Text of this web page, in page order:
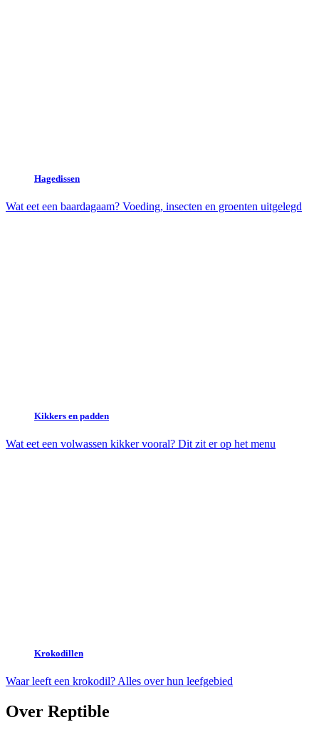
Hagedissen
Wat eet een baardagaam? Voeding, insecten en groenten uitgelegd
Kikkers en padden
Wat eet een volwassen kikker vooral? Dit zit er op het menu
Krokodillen
Waar leeft een krokodil? Alles over hun leefgebied
Over Reptible